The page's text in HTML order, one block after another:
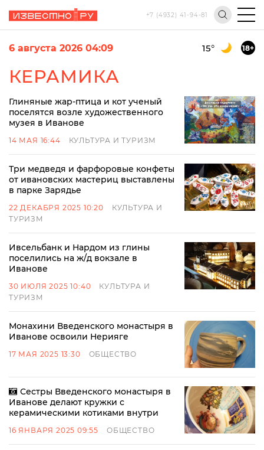
+7 (4932) 41-94-81
6 августа 2026 04:09 15° 18+
КЕРАМИКА
Глиняные жар-птица и кот ученый
поселятся возле художественного
музея в Иванове
14 МАЯ 16:44 КУЛЬТУРА И ТУРИЗМ
Три медведя и фарфоровые конфеты
от ивановских мастериц выставлены
в парке Зарядье
22 ДЕКАБРЯ 2025 10:20
КУЛЬТУРА И
ТУРИЗМ
Ивсельбанк и Нардом из глины
поселились на ж/д вокзале в
Иванове
30 ИЮЛЯ 2025 10:40
КУЛЬТУРА И
ТУРИЗМ
Монахини Введенского монастыря в
Иванове освоили Нерияге
17 МАЯ 2025 13:30 ОБЩЕСТВО
Сестры Введенского монастыря в
Иванове делают кружки с
керамическими котиками внутри
16 ЯНВАРЯ 2025 09:55 ОБЩЕСТВО